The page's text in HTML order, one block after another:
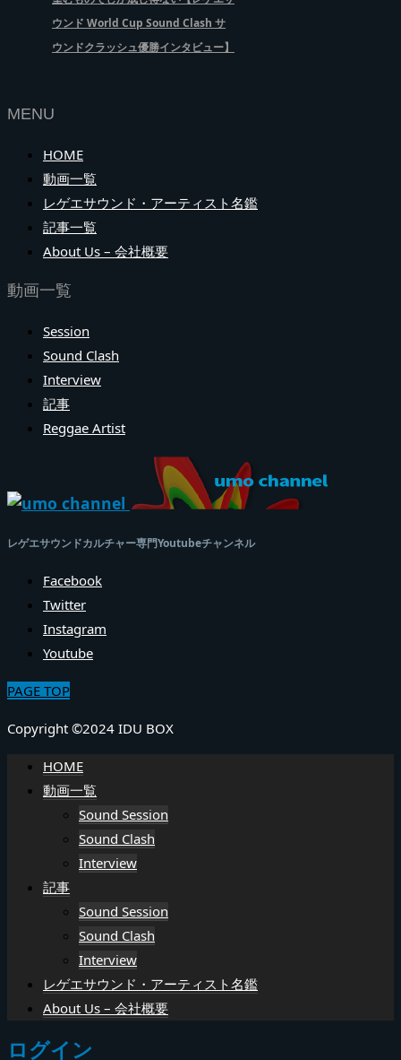
ウンド World Cup Sound Clash サ
ウンドクラッシュ優勝インタビュー】
MENU
HOME
動画一覧
レゲエサウンド・アーティスト名鑑
記事一覧
About Us – 会社概要
動画一覧
Session
Sound Clash
Interview
記事
Reggae Artist
レゲエサウンドカルチャー専門Youtubeチャンネル
Facebook
Twitter
Instagram
Youtube
PAGE TOP
Copyright ©2024 IDU BOX
HOME
動画一覧
Sound Session
Sound Clash
Interview
記事
Sound Session
Sound Clash
Interview
レゲエサウンド・アーティスト名鑑
About Us – 会社概要
ログイン